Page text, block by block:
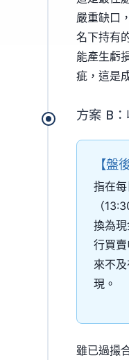
嚴重缺口
名下持有
能產生虧
疵，這是
方案 B
【盤
指在
（
換為
行買
來不
現。
雖已過撮